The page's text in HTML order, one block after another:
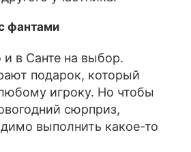
фантами
в Санте на выбор.
подарок, который
игроку. Но чтобы
сюрприз,
выполнить какое-то